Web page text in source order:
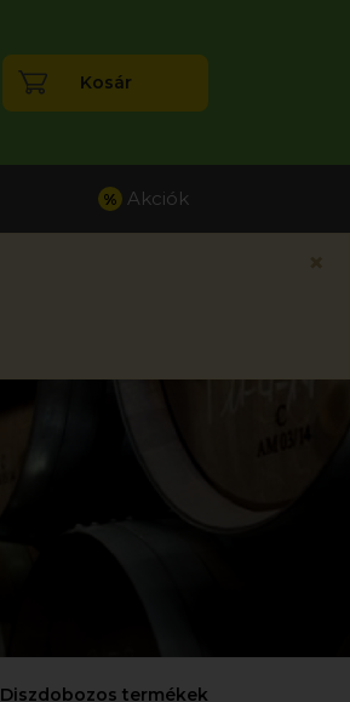
Kosár
% Akciók
Diszdobozos termékek